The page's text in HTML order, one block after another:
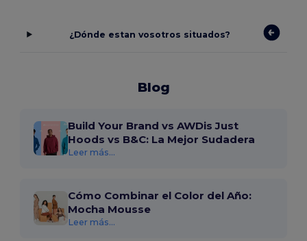
¿Dónde estan vosotros situados?
Blog
Build Your Brand vs AWDis Just
Hoods vs B&C: La Mejor Sudadera
Leer más...
Cómo Combinar el Color del Año:
Mocha Mousse
Leer más...